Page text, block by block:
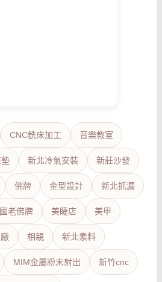
CNC銑床加工 音樂教室
新北冷氣安裝 新莊沙發
佛牌 金型設計 新北抓漏
老佛牌 美睫店 美甲
相親 新北素料
MIM金屬粉末射出 新竹cnc